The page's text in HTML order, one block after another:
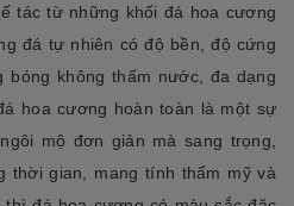
tác từ những khối đá hoa cương
đá tự nhiên có độ bền, độ cứng
bóng không thấm nước, đa dạng
hoa cương hoàn toàn là một sự
mộ đơn giản mà sang trọng,
thời gian, mang tính thẩm mỹ và